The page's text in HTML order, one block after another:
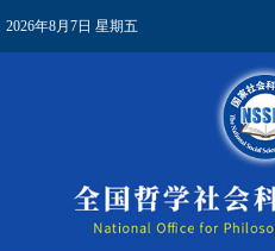
2026年8月7日 星期五